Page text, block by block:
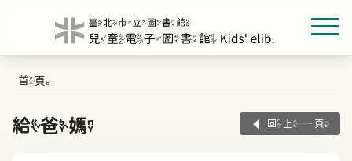
首頁
給爸媽 回上一頁